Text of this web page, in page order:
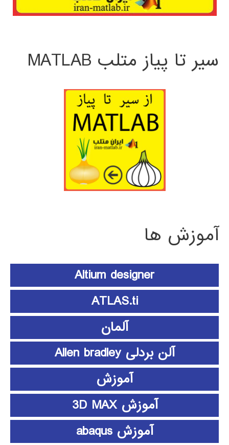
سیر تا پیاز متلب MATLAB
آموزش ها
Altium designer
ATLAS.ti
آلمان
آلن بردلی Allen bradley
آموزش
آموزش 3D MAX
آموزش abaqus